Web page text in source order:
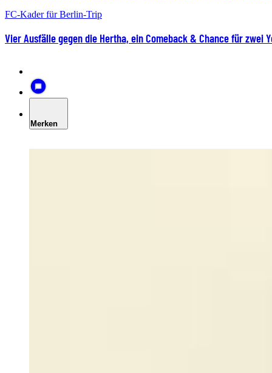
FC-Kader für Berlin-Trip
Vier Ausfälle gegen die Hertha, ein Comeback & Chance für zwei
Merken